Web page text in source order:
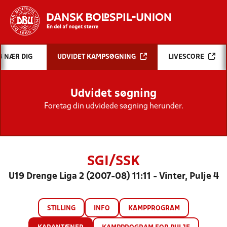
Hvad vil du søge efter?
INDHOLD OG NYHEDER
STILLINGER, RESULTATER, KLUBBER OG
HOLD
NÆR DIG UDVIDET KAMPSØGNING LIVESCORE
Udvidet søgning
Foretag din udvidede søgning herunder.
SGI/SSK
U19 Drenge Liga 2 (2007-08) 11:11 - Vinter, Pulje 4
STILLING INFO KAMPPROGRAM